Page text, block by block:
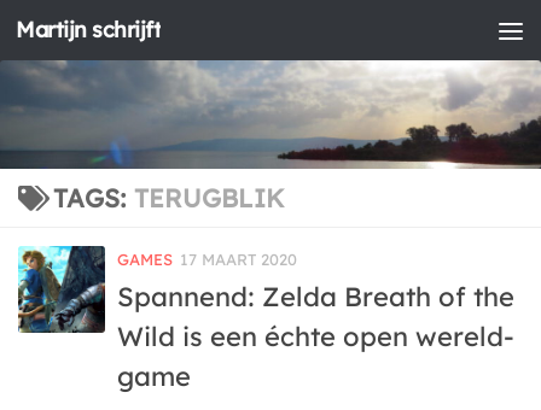
Doorgaan naar inhoud
Martijn schrijft
TAGS: TERUGBLIK
GAMES 17 MAART 2020
Spannend: Zelda Breath of the
Wild is een échte open wereld-
game